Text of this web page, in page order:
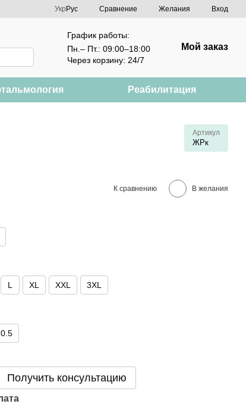
Укр Рус Сравнение Желания Вход
График работы:
Пн.– Пт.: 09:00–18:00
Через корзину: 24/7
Мой заказ
Реабилитация
Артикул
ЖРк
К сравнению В желания
L XL XXL 3XL
0.5
Получить консультацию